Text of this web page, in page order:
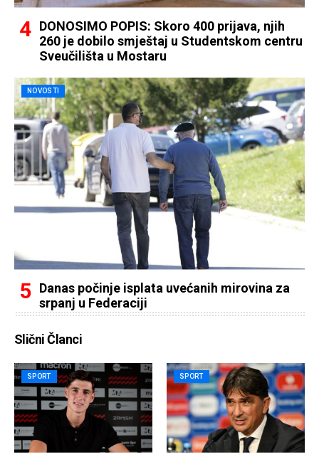
DONOSIMO POPIS: Skoro 400 prijava, njih
260 je dobilo smještaj u Studentskom centru
Sveučilišta u Mostaru
NOVOSTI
Danas počinje isplata uvećanih mirovina za
srpanj u Federaciji
Slični Članci
SPORT SPORT